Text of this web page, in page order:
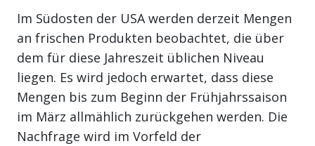
Im Südosten der USA werden derzeit Mengen
an frischen Produkten beobachtet, die über
dem für diese Jahreszeit üblichen Niveau
liegen. Es wird jedoch erwartet, dass diese
Mengen bis zum Beginn der Frühjahrssaison
im März allmählich zurückgehen werden. Die
Nachfrage wird im Vorfeld der